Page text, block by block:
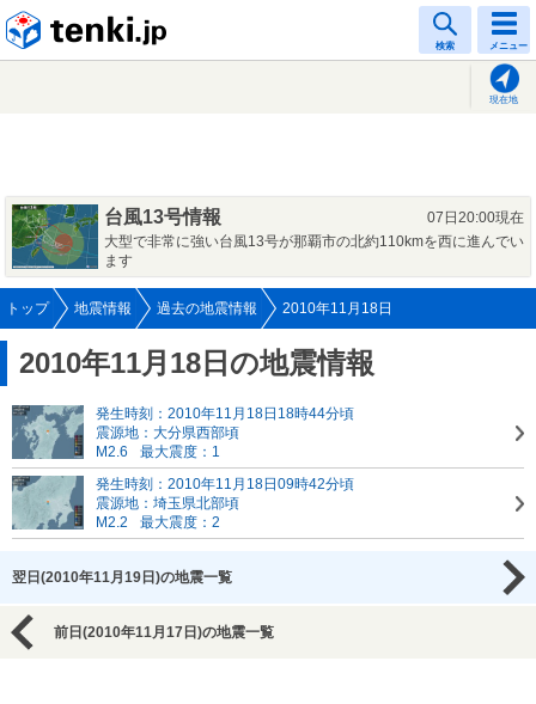
検索 メニュー
現在地
台風13号情報
07日20:00現在
大型で非常に強い台風13号が那覇市の北約110kmを西に進んでい
ます
トップ 地震情報 過去の地震情報 2010年11月18日
2010年11月18日の地震情報
発生時刻：2010年11月18日18時44分頃
震源地：大分県西部頃
M2.6
最大震度：1
発生時刻：2010年11月18日09時42分頃
震源地：埼玉県北部頃
M2.2
最大震度：2
翌日(2010年11月19日)の地震一覧
前日(2010年11月17日)の地震一覧